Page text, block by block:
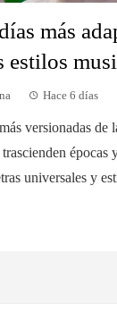
más
estilos
Hace 6 días
versionadas de
épocas
universales y